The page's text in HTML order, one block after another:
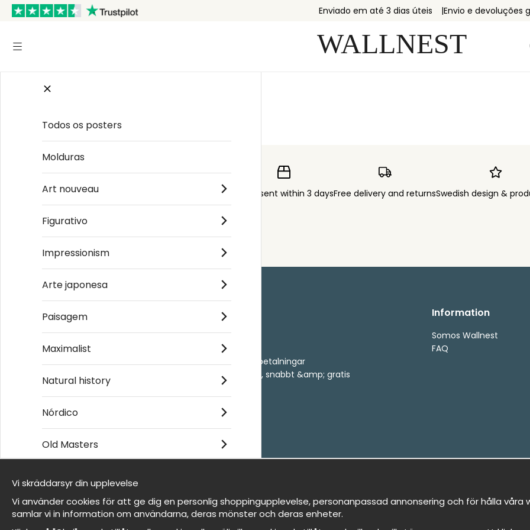
Enviado em até 3 dias úteis Envio e devoluções
Order sent within 3 daysFree delivery and returnsSwedish design &
Kontakta oss
- Returer och återbetalningar
- Leverans - enkelt, snabbt &amp; gratis
Om cookies
Mina favoriter
Information
Somos Wallnest
FAQ
Et harum quidem rerum facilis est et expedita
Todos os posters
Molduras
Art nouveau
Figurativo
Impressionism
Arte japonesa
Paisagem
Maximalist
Natural history
Nórdico
Old Masters
Somos Wallnest
FAQ
Vi skräddarsyr din upplevelse
Vi använder cookies för att ge dig en personlig shoppingupplevelse, personanpassad annonsering och för hålla
samlar vi in information om användarna, deras mönster och deras enheter.